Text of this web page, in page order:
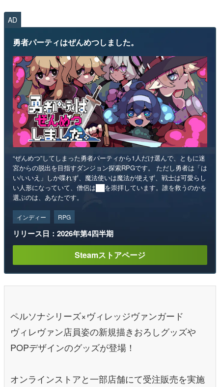
AD
勇者パーティはぜんめつしました。
“ぜんめつ”してしまった勇者パーティから1人だけ選んで、ともに迷
宮からの脱出を目指すダンジョン探索RPGです。 ただし勇者は「は
い/いいえ」しか喋れず、魔法使いは魔法が使えず、戦士は可愛らし
い人形になっていて、僧侶は██を崇拝しています。誰を救うのかを
選ぶのは、あなたです。
インディー RPG
リリース日：2026年第4四半期
Steamストアページ
ペルソナシリーズ×ヴィレッジヴァンガード
ヴィレヴァン店員姿の新規描きおろしグッズや
POPデザインのグッズが登場！
オンラインストアと一部店舗にて受注販売を実施